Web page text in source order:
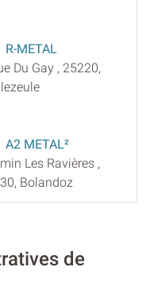
R-METAL
Du Gay , 25220,
A2 METAL²
Les Ravières ,
Bolandoz
de